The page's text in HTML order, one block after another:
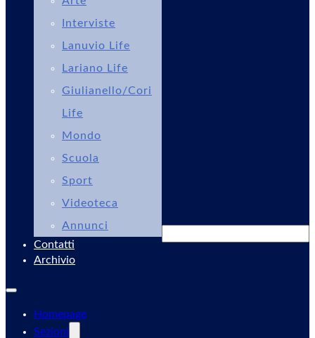
Interviste
Lanuvio Life
Lariano Life
Giulianello/Cori
Life
Mondo
Scuola
Sport
Videoteca
Annunci
Contatti
Archivio
Homepage
Sezioni